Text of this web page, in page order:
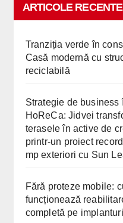
ARTICOLE RECENTE
Tranziția verde în
Casă modernă cu
reciclabilă
Strategie de business
HoReCa: Jidvei
terasele în active de
printr-un proiect
mp exteriori cu Sun
Fără proteze mobile:
funcționează
completă pe